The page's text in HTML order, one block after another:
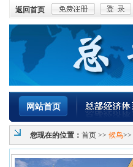
返回首页
网站首页
您现在的位置： 首页 >> 候鸟>>